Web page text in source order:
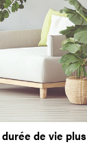
de vie plus